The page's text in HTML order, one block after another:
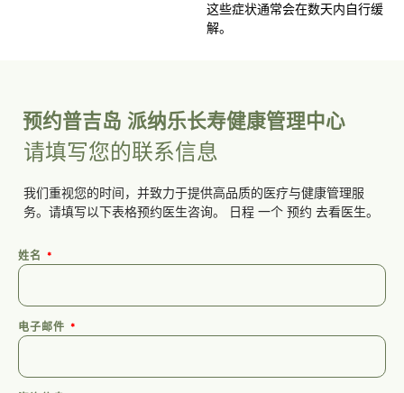
这些症状通常会在数天内自行缓
解。
预约普吉岛 派纳乐长寿健康管理中心
请填写您的联系信息
我们重视您的时间，并致力于提供高品质的医疗与健康管理服
务。请填写以下表格预约医生咨询。
日程 一个 预约 去看医生。
姓名
电子邮件